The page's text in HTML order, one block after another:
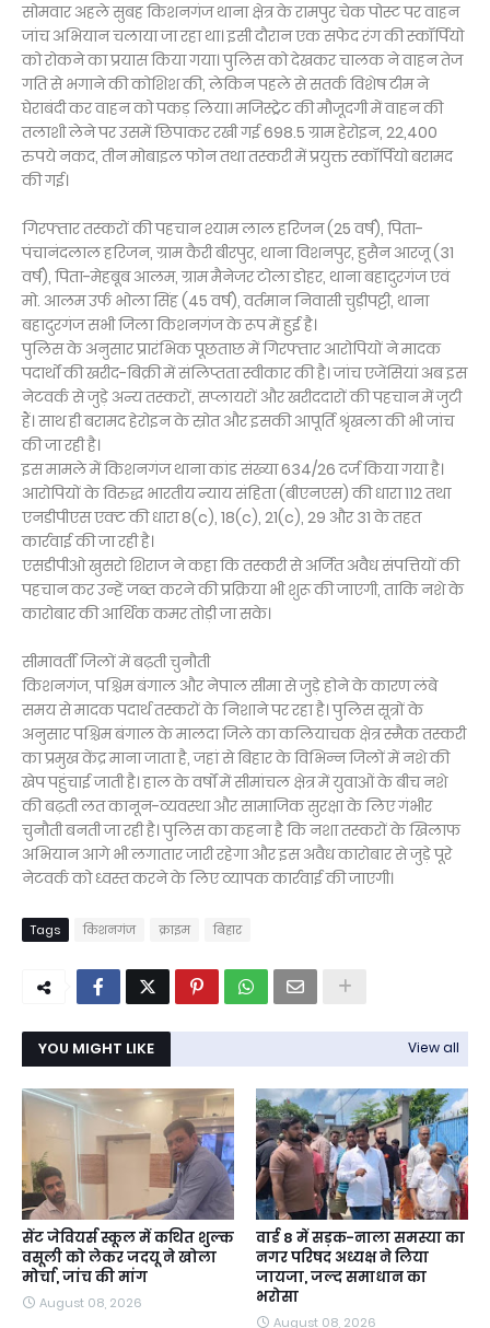
सोमवार अहले सुबह किशनगंज थाना क्षेत्र के रामपुर चेक पोस्ट पर वाहन
जांच अभियान चलाया जा रहा था। इसी दौरान एक सफेद रंग की स्कॉर्पियो
को रोकने का प्रयास किया गया। पुलिस को देखकर चालक ने वाहन तेज
गति से भगाने की कोशिश की, लेकिन पहले से सतर्क विशेष टीम ने
घेराबंदी कर वाहन को पकड़ लिया। मजिस्ट्रेट की मौजूदगी में वाहन की
तलाशी लेने पर उसमें छिपाकर रखी गई 698.5 ग्राम हेरोइन, 22,400
रुपये नकद, तीन मोबाइल फोन तथा तस्करी में प्रयुक्त स्कॉर्पियो बरामद
की गई।
गिरफ्तार तस्करों की पहचान श्याम लाल हरिजन (25 वर्ष), पिता-
पंचानंदलाल हरिजन, ग्राम कैरी बीरपुर, थाना विशनपुर, हुसैन आरजू (31
वर्ष), पिता-मेहबूब आलम, ग्राम मैनेजर टोला डोहर, थाना बहादुरगंज एवं
मो. आलम उर्फ भोला सिंह (45 वर्ष), वर्तमान निवासी चुड़ीपट्टी, थाना
बहादुरगंज सभी जिला किशनगंज के रूप में हुई है।
पुलिस के अनुसार प्रारंभिक पूछताछ में गिरफ्तार आरोपियों ने मादक
पदार्थों की खरीद-बिक्री में संलिप्तता स्वीकार की है। जांच एजेंसियां अब इस
नेटवर्क से जुड़े अन्य तस्करों, सप्लायरों और खरीददारों की पहचान में जुटी
हैं। साथ ही बरामद हेरोइन के स्रोत और इसकी आपूर्ति श्रृंखला की भी जांच
की जा रही है।
इस मामले में किशनगंज थाना कांड संख्या 634/26 दर्ज किया गया है।
आरोपियों के विरुद्ध भारतीय न्याय संहिता (बीएनएस) की धारा 112 तथा
एनडीपीएस एक्ट की धारा 8(c), 18(c), 21(c), 29 और 31 के तहत
कार्रवाई की जा रही है।
एसडीपीओ खुसरो शिराज ने कहा कि तस्करी से अर्जित अवैध संपत्तियों की
पहचान कर उन्हें जब्त करने की प्रक्रिया भी शुरू की जाएगी, ताकि नशे के
कारोबार की आर्थिक कमर तोड़ी जा सके।
सीमावर्ती जिलों में बढ़ती चुनौती
किशनगंज, पश्चिम बंगाल और नेपाल सीमा से जुड़े होने के कारण लंबे
समय से मादक पदार्थ तस्करों के निशाने पर रहा है। पुलिस सूत्रों के
अनुसार पश्चिम बंगाल के मालदा जिले का कलियाचक क्षेत्र स्मैक तस्करी
का प्रमुख केंद्र माना जाता है, जहां से बिहार के विभिन्न जिलों में नशे की
खेप पहुंचाई जाती है। हाल के वर्षों में सीमांचल क्षेत्र में युवाओं के बीच नशे
की बढ़ती लत कानून-व्यवस्था और सामाजिक सुरक्षा के लिए गंभीर
चुनौती बनती जा रही है। पुलिस का कहना है कि नशा तस्करों के खिलाफ
अभियान आगे भी लगातार जारी रहेगा और इस अवैध कारोबार से जुड़े पूरे
नेटवर्क को ध्वस्त करने के लिए व्यापक कार्रवाई की जाएगी।
Tags किशनगंज क्राइम बिहार
YOU MIGHT LIKE View all
सेंट जेवियर्स स्कूल में कथित शुल्क
वसूली को लेकर जदयू ने खोला
मोर्चा, जांच की मांग
August 08, 2026
वार्ड 8 में सड़क-नाला समस्या का
नगर परिषद अध्यक्ष ने लिया
जायजा, जल्द समाधान का
भरोसा
August 08, 2026